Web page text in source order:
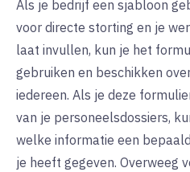
Als je bedrijf een sjabloon
voor directe storting en je
laat invullen, kun je het
gebruiken en beschikken
iedereen. Als je deze
van je personeelsdossiers,
welke informatie een
je heeft gegeven. Overweeg